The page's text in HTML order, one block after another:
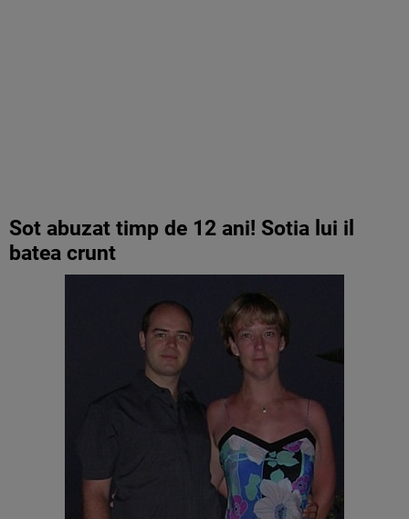
Sot abuzat timp de 12 ani! Sotia lui il
batea crunt